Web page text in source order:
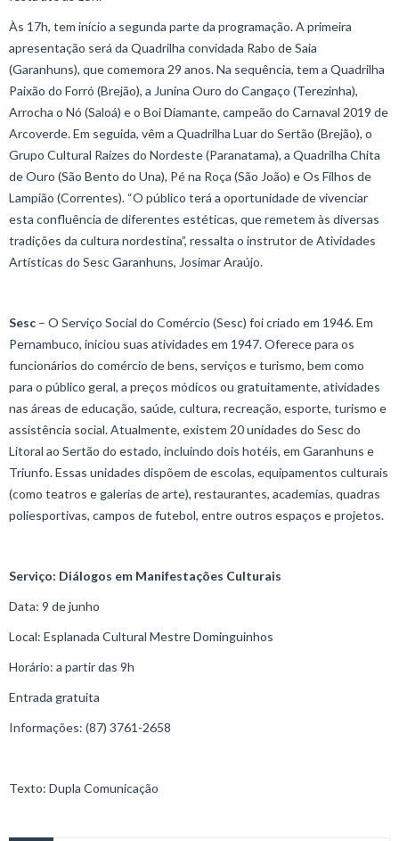
Às 17h, tem início a segunda parte da programação. A primeira
apresentação será da Quadrilha convidada Rabo de Saia
(Garanhuns), que comemora 29 anos. Na sequência, tem a Quadrilha
Paixão do Forró (Brejão), a Junina Ouro do Cangaço (Terezinha),
Arrocha o Nó (Saloá) e o Boi Diamante, campeão do Carnaval 2019 de
Arcoverde. Em seguida, vêm a Quadrilha Luar do Sertão (Brejão), o
Grupo Cultural Raízes do Nordeste (Paranatama), a Quadrilha Chita
de Ouro (São Bento do Una), Pé na Roça (São João) e Os Filhos de
Lampião (Correntes). “O público terá a oportunidade de vivenciar
esta confluência de diferentes estéticas, que remetem às diversas
tradições da cultura nordestina”, ressalta o instrutor de Atividades
Artísticas do Sesc Garanhuns, Josimar Araújo.
Sesc – O Serviço Social do Comércio (Sesc) foi criado em 1946. Em
Pernambuco, iniciou suas atividades em 1947. Oferece para os
funcionários do comércio de bens, serviços e turismo, bem como
para o público geral, a preços módicos ou gratuitamente, atividades
nas áreas de educação, saúde, cultura, recreação, esporte, turismo e
assistência social. Atualmente, existem 20 unidades do Sesc do
Litoral ao Sertão do estado, incluindo dois hotéis, em Garanhuns e
Triunfo. Essas unidades dispõem de escolas, equipamentos culturais
(como teatros e galerias de arte), restaurantes, academias, quadras
poliesportivas, campos de futebol, entre outros espaços e projetos.
Serviço: Diálogos em Manifestações Culturais
Data: 9 de junho
Local: Esplanada Cultural Mestre Dominguinhos
Horário: a partir das 9h
Entrada gratuita
Informações: (87) 3761-2658
Texto: Dupla Comunicação